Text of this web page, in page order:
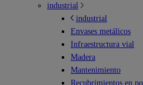
industrial
industrial
Envases metálicos
Infraestructura vial
Madera
Mantenimiento
Recubrimientos en